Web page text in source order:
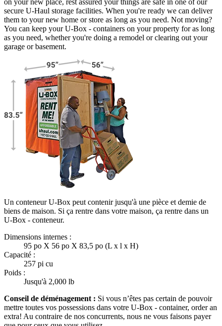
on your new place, rest assured your things are safe in one of our
secure U-Haul storage facilities. When you're ready we can deliver
them to your new home or store as long as you need. Not moving?
You can keep yourU-Box - containers on your property for as long
as you need, whether you're doing a remodel or clearing out your
garage or basement.
Un conteneur U-Box peut contenir jusqu'à une pièce et demie de
biens de maison. Si ça rentre dans votre maison, ça rentre dans un
U-Box - conteneur.
Dimensions internes :
95 po X 56 po X 83,5 po (L x l x H)
Capacité :
257 pi cu
Poids :
Jusqu'à 2,000 lb
Conseil de déménagement : Si vous n’êtes pas certain de pouvoir
mettre toutes vos possessions dans votre U-Box - container, order an
extra! Au contraire de nos concurrents, nous ne vous faisons payer